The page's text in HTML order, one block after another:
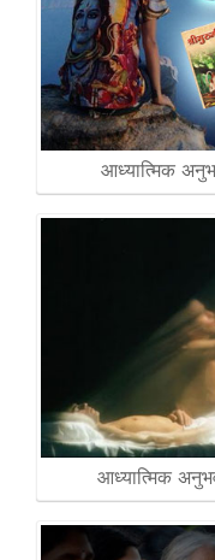
आध्यात्मिक
आध्यात्मिक